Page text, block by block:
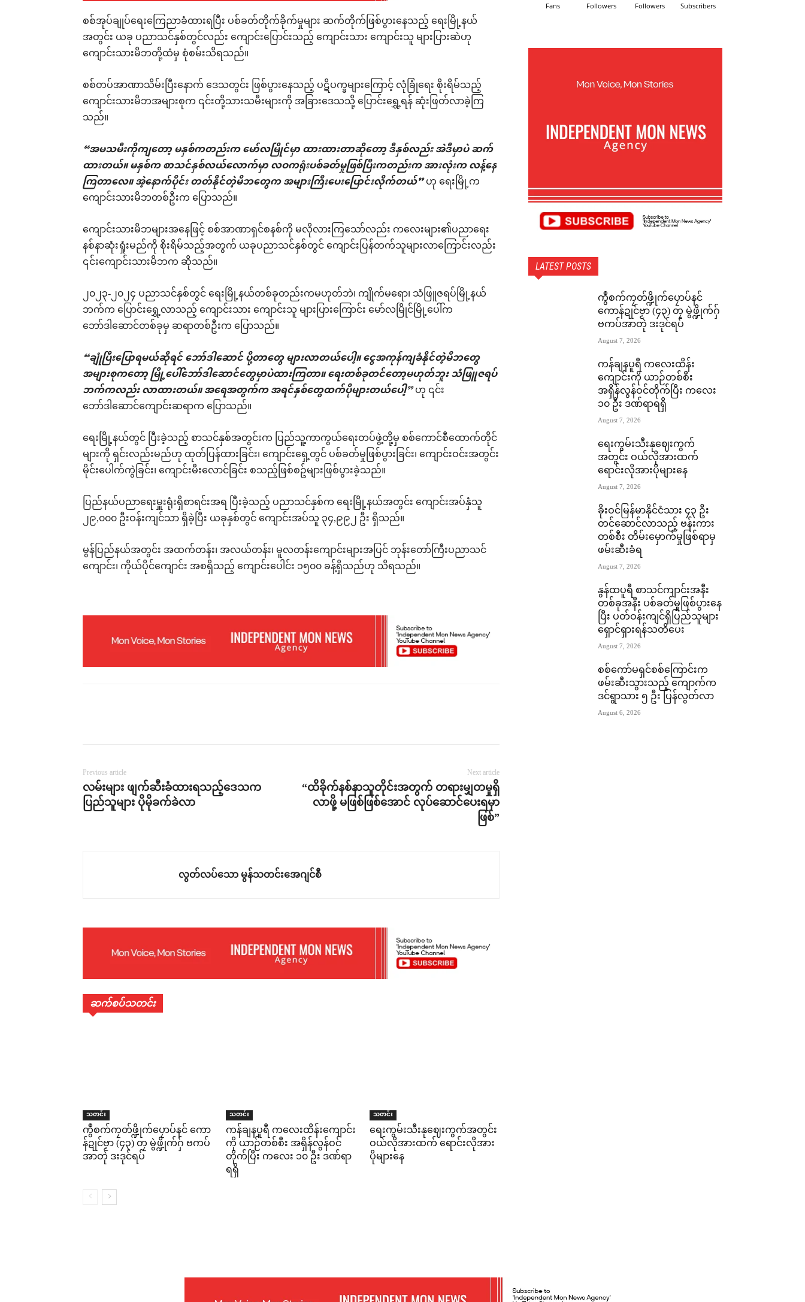
စစ်အုပ်ချုပ်ရေးကြေညာခံထားရပြီး ပစ်ခတ်တိုက်ခိုက်မှုများ ဆက်တိုက်ဖြစ်ပွားနေသည့် ရေးမြို့နယ်
အတွင်း ယခု ပညာသင်နှစ်တွင်လည်း ကျောင်းပြောင်းသည့် ကျောင်းသား ကျောင်းသူ များပြားဆဲဟု
ကျောင်းသားမိဘတို့ထံမှ စုံစမ်းသိရသည်။
စစ်တပ်အာဏာသိမ်းပြီးနောက် ဒေသတွင်း ဖြစ်ပွားနေသည့် ပဋိပက္ခများကြောင့် လုံခြုံရေး စိုးရိမ်သည့်
ကျောင်းသားမိဘအများစုက ၎င်းတို့သားသမီးများကို အခြားဒေသသို့ ပြောင်းရွှေ့ရန် ဆုံးဖြတ်လာခဲ့ကြ
သည်။
“အမသမီးကိုကျတော့ မနှစ်ကတည်းက မော်လမြိုင်မှာ ထားထားတာဆိုတော့ ဒီနှစ်လည်း အဲဒီမှာပဲ ဆက်
ထားတယ်။ မနှစ်က စာသင်နှစ်လယ်လောက်မှာ လဝကရုံးပစ်ခတ်မှုဖြစ်ပြီးကတည်းက အားလုံးက လန့်နေ
ကြတာလေ။ အဲ့နောက်ပိုင်း တတ်နိုင်တဲ့မိဘတွေက အများကြီးပေးပြောင်းလိုက်တယ်”ဟု ရေးမြို့က
ကျောင်းသားမိဘတစ်ဦးက ပြောသည်။
ကျောင်းသားမိဘများအနေဖြင့် စစ်အာဏာရှင်စနစ်ကို မလိုလားကြသော်လည်း ကလေးများ၏ပညာရေး
နစ်နာဆုံးရှုံးမည်ကို စိုးရိမ်သည့်အတွက် ယခုပညာသင်နှစ်တွင် ကျောင်းပြန်တက်သူများလာကြောင်းလည်း
၎င်းကျောင်းသားမိဘက ဆိုသည်။
၂၀၂၃-၂၀၂၄ ပညာသင်နှစ်တွင် ရေးမြို့နယ်တစ်ခုတည်းကမဟုတ်ဘဲ၊ ကျိုက်မရော၊ သံဖြူဇရပ်မြို့နယ်
ဘက်က ပြောင်းရွှေ့လာသည့် ကျောင်းသား ကျောင်းသူ များပြားကြောင်း မော်လမြိုင်မြို့ပေါ်က
ဘော်ဒါဆောင်တစ်ခုမှ ဆရာတစ်ဦးက ပြောသည်။
“ချုံပြီးပြောရမယ်ဆိုရင် ဘော်ဒါဆောင် ပို့တာတွေ များလာတယ်ပေါ့။ ငွေအကုန်ကျခံနိုင်တဲ့မိဘတွေ
အများစုကတော့ မြို့ပေါ်ဘော်ဒါဆောင်တွေမှာပဲထားကြတာ။ ရေးတစ်ခုတင်တော့မဟုတ်ဘူး သံဖြူဇရပ်
ဘက်ကလည်း လာထားတယ်။ အရေအတွက်က အရင်နှစ်တွေထက်ပိုများတယ်ပေါ့”ဟု ၎င်း
ဘော်ဒါဆောင်ကျောင်းဆရာက ပြောသည်။
ရေးမြို့နယ်တွင် ပြီးခဲ့သည့် စာသင်နှစ်အတွင်းက ပြည်သူ့ကာကွယ်ရေးတပ်ဖွဲ့တို့မှ စစ်ကောင်စီထောက်တိုင်
များကို ရှင်းလည်းမည်ဟု ထုတ်ပြန်ထားခြင်း၊ ကျောင်းရှေ့တွင် ပစ်ခတ်မှုဖြစ်ပွားခြင်း၊ ကျောင်းဝင်းအတွင်း
မိုင်းပေါက်ကွဲခြင်း၊ ကျောင်းမီးလောင်ခြင်း စသည့်ဖြစ်စဥ်များဖြစ်ပွားခဲ့သည်။
ပြည်နယ်ပညာရေးမှူးရုံးရှိစာရင်းအရ ပြီးခဲ့သည့် ပညာသင်နှစ်က ရေးမြို့နယ်အတွင်း ကျောင်းအပ်နှံသူ
၂၉,၀၀၀ ဦးဝန်းကျင်သာ ရှိခဲ့ပြီး ယခုနှစ်တွင် ကျောင်းအပ်သူ ၃၄,၉၉၂ ဦး ရှိသည်။
မွန်ပြည်နယ်အတွင်း အထက်တန်း၊ အလယ်တန်း၊ မူလတန်းကျောင်းများအပြင် ဘုန်းတော်ကြီးပညာသင်
ကျောင်း၊ ကိုယ်ပိုင်ကျောင်း အစရှိသည့် ကျောင်းပေါင်း ၁၅၀၀ ခန့်ရှိသည်ဟု သိရသည်။
Previous article
လမ်းများ ဖျက်ဆီးခံထားရသည့်ဒေသက
ပြည်သူများ ပိုမိုခက်ခဲလာ
Next article
“ထိခိုက်နစ်နာသူတိုင်းအတွက် တရားမျှတမှုရှိ
လာဖို့ မဖြစ်ဖြစ်အောင် လုပ်ဆောင်ပေးရမှာ
ဖြစ်”
လွတ်လပ်သော မွန်သတင်းအေဂျင်စီ
ဆက်စပ်သတင်း
သတင်း
ကွဳစက်ကၠတ်ဖ္ဍိုက်ပၠောပ်နင် ကော
န်ဍုင်ဗၟာ (၄၃) တၠ မွဲဖ္ဍိုက်ဂှ် ဗကပ်
အာတုဲ ဒးဒုင်ရပ်
သတင်း
ကန်ချနပူရီ ကလေးထိန်းကျောင်း
ကို ယာဉ်တစ်စီး အရှိန်လွန်ဝင်
တိုက်ပြီး ကလေး ၁၀ ဦး ဒဏ်ရာ
ရရှိ
သတင်း
ရေးကွမ်းသီးနုဈေးကွက်အတွင်း
ဝယ်လိုအားထက် ရောင်းလိုအား
ပိုများနေ
Fans Followers Followers Subscribers
LATEST POSTS
ကွဳစက်ကၠတ်ဖ္ဍိုက်ပၠောပ်နင်
ကောန်ဍုင်ဗၟာ (၄၃) တၠ မွဲဖ္ဍိုက်ဂှ်
ဗကပ်အာတုဲ ဒးဒုင်ရပ်
August 7, 2026
ကန်ချနပူရီ ကလေးထိန်း
ကျောင်းကို ယာဉ်တစ်စီး
အရှိန်လွန်ဝင်တိုက်ပြီး ကလေး
၁၀ ဦး ဒဏ်ရာရရှိ
August 7, 2026
ရေးကွမ်းသီးနုဈေးကွက်
အတွင်း ဝယ်လိုအားထက်
ရောင်းလိုအားပိုများနေ
August 7, 2026
ခိုးဝင်မြန်မာနိုင်ငံသား ၄၃ ဦး
တင်ဆောင်လာသည့် ဗန်းကား
တစ်စီး တိမ်းမှောက်မှုဖြစ်ရာမှ
ဖမ်းဆီးခံရ
August 7, 2026
နွန်ထပူရီ စာသင်ကျာင်းအနီး
တစ်ခုအနီး ပစ်ခတ်မှုဖြစ်ပွားနေ
ပြီး ပတ်ဝန်းကျင်ရှိပြည်သူများ
ရှောင်ရှားရန်သတိပေး
August 7, 2026
စစ်ကော်မရှင်စစ်ကြောင်းက
ဖမ်းဆီးသွားသည့် ကျောက်က
ဒင်ရွာသား ၅ ဦး ပြန်လွတ်လာ
August 6, 2026